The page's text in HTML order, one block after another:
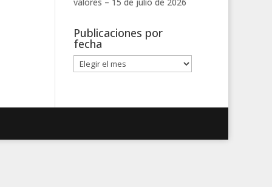
Publicaciones por
fecha
Publicaciones
por